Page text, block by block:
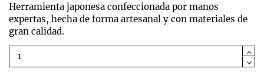
Herramienta japonesa confeccionada por manos
expertas, hecha de forma artesanal y con materiales de
gran calidad.